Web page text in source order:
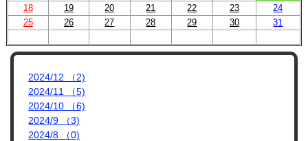
プロフィール
リンク集
18
19 20 21 22 23
24
25
26 27 28 29 30 31
2024/12 （2)
2024/11 （5)
2024/10 （6)
2024/9 （3)
2024/8 （0)